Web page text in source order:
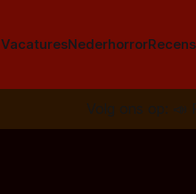
VacaturesNederhorror
Volg ons op: 📣